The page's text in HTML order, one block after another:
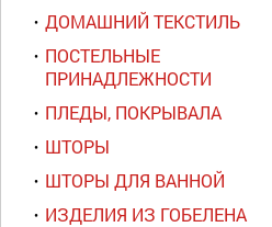
ДОМАШНИЙ ТЕКСТИЛЬ
ПОСТЕЛЬНЫЕ
ПРИНАДЛЕЖНОСТИ
ПЛЕДЫ, ПОКРЫВАЛА
ШТОРЫ
ШТОРЫ ДЛЯ ВАННОЙ
ИЗДЕЛИЯ ИЗ ГОБЕЛЕНА